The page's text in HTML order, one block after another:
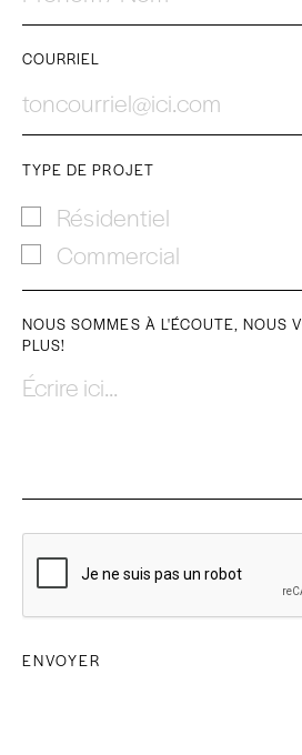
COURRIEL
toncourriel@ici.com
TYPE DE PROJET
Résidentiel
Commercial
NOUS SOMMES À L'ÉCOUTE, NOUS
PLUS!
Écrire ici...